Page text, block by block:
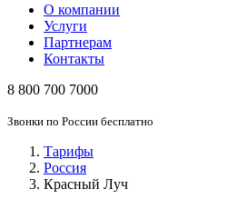
О компании
Услуги
Партнерам
Контакты
8 800 700 7000
Звонки по России бесплатно
Тарифы
Россия
Красный Луч